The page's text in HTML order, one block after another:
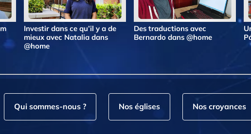
Investir dans ce qu’il y a de
mieux avec Natalia dans
@home
Des traductions avec
Bernardo dans @home
Qui sommes‑nous ? Nos églises Nos croyances